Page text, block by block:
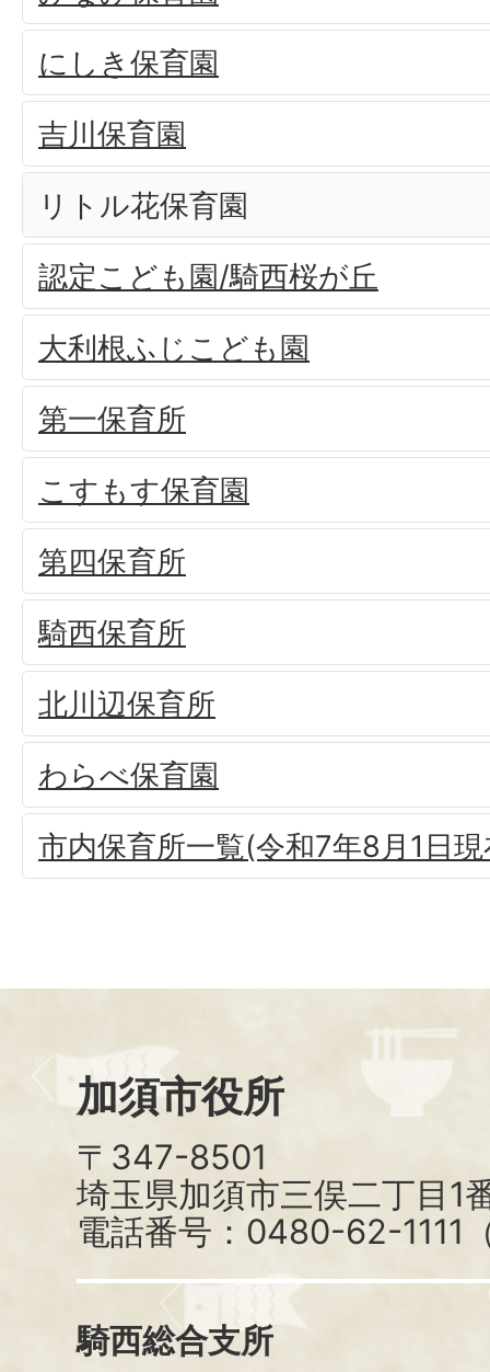
にしき保育園
吉川保育園
リトル花保育園
認定こども園/騎西桜が丘
大利根ふじこども園
第一保育所
こすもす保育園
第四保育所
騎西保育所
北川辺保育所
わらべ保育園
市内保育所一覧(令和7年8月1日
加須市役所
〒347-8501
埼玉県加須市三俣二丁目1
電話番号：0480-62-1111
騎西総合支所